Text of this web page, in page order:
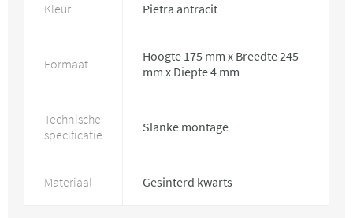
Kleur Pietra antracit
Formaat
Hoogte 175 mm x Breedte 245
mm x Diepte 4 mm
Technische
specificatie
Slanke montage
Materiaal Gesinterd kwarts